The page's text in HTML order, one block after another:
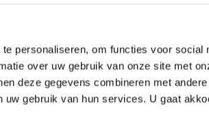
personaliseren, om functies voor social
over uw gebruik van onze site met
deze gegevens combineren met
gebruik van hun services. U gaat